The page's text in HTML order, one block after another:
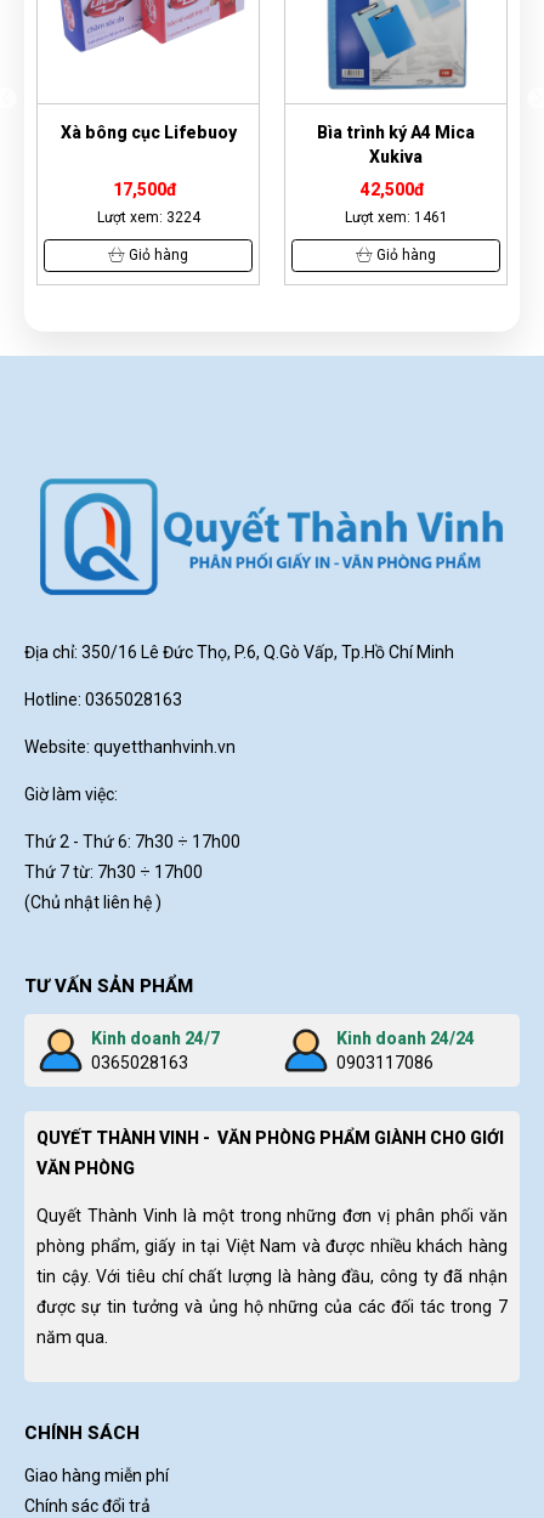
Xà bông cục Lifebuoy
17,500đ
Lượt xem: 3224
Giỏ hàng
Bìa trình ký A4 Mica
Xukiva
42,500đ
Lượt xem: 1461
Giỏ hàng
Địa chỉ: 350/16 Lê Đức Thọ, P.6, Q.Gò Vấp, Tp.Hồ Chí Minh
Hotline: 0365028163
Website: quyetthanhvinh.vn
Giờ làm việc:
Thứ 2 - Thứ 6: 7h30 ÷ 17h00
Thứ 7 từ: 7h30 ÷ 17h00
(Chủ nhật liên hệ )
TƯ VẤN SẢN PHẨM
Kinh doanh 24/7
0365028163
Kinh doanh 24/24
0903117086
QUYẾT THÀNH VINH - VĂN PHÒNG PHẨM GIÀNH CHO GIỚI
VĂN PHÒNG
Quyết Thành Vinh là một trong những đơn vị phân phối văn
phòng phẩm, giấy in tại Việt Nam và được nhiều khách hàng
tin cậy. Với tiêu chí chất lượng là hàng đầu, công ty đã nhận
được sự tin tưởng và ủng hộ những của các đối tác trong 7
năm qua.
CHÍNH SÁCH
Giao hàng miễn phí
Chính sác đổi trả